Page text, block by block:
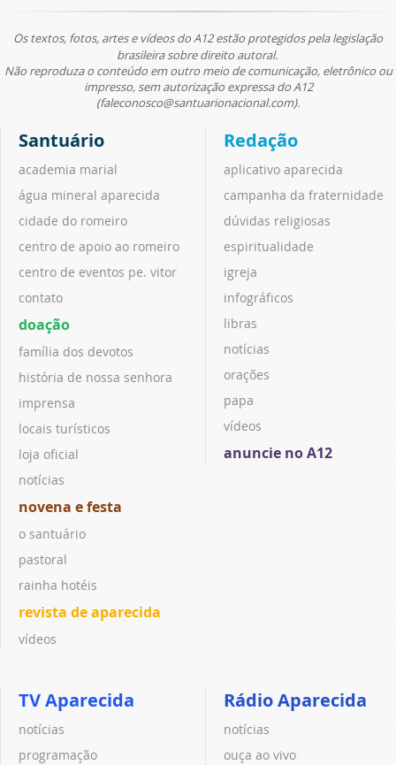
Os textos, fotos, artes e vídeos do A12 estão protegidos pela legislação
brasileira sobre direito autoral.
Não reproduza o conteúdo em outro meio de comunicação, eletrônico ou
impresso, sem autorização expressa do A12
(faleconosco@santuarionacional.com).
Santuário
academia marial
água mineral aparecida
cidade do romeiro
centro de apoio ao romeiro
centro de eventos pe. vitor
contato
doação
família dos devotos
história de nossa senhora
imprensa
locais turísticos
loja oficial
notícias
novena e festa
o santuário
pastoral
rainha hotéis
revista de aparecida
vídeos
Redação
aplicativo aparecida
campanha da fraternidade
dúvidas religiosas
espiritualidade
igreja
infográficos
libras
notícias
orações
papa
vídeos
anuncie no A12
TV Aparecida
notícias
programação
Rádio Aparecida
notícias
ouça ao vivo